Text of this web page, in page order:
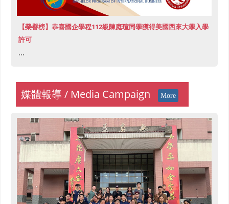
【榮譽榜】恭喜國企學程112級陳庭瑄同學獲得美國西來大學入學
許可
...
媒體報導 / Media Campaign More